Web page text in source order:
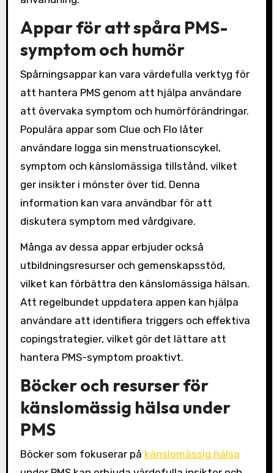
Appar för att spåra PMS-
symptom och humör
Spårningsappar kan vara värdefulla verktyg för
att hantera PMS genom att hjälpa användare
att övervaka symptom och humörförändringar.
Populära appar som Clue och Flo låter
användare logga sin menstruationscykel,
symptom och känslomässiga tillstånd, vilket
ger insikter i mönster över tid. Denna
information kan vara användbar för att
diskutera symptom med vårdgivare.
Många av dessa appar erbjuder också
utbildningsresurser och gemenskapsstöd,
vilket kan förbättra den känslomässiga hälsan.
Att regelbundet uppdatera appen kan hjälpa
användare att identifiera triggers och effektiva
copingstrategier, vilket gör det lättare att
hantera PMS-symptom proaktivt.
Böcker och resurser för
känslomässig hälsa under
PMS
Böcker som fokuserar på känslomässig hälsa